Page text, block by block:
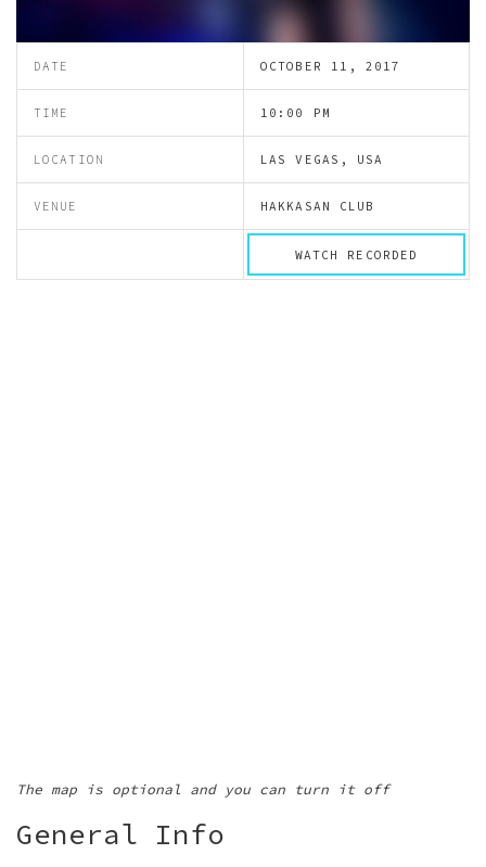
DATE OCTOBER 11, 2017
TIME 10:00 PM
LOCATION LAS VEGAS, USA
VENUE HAKKASAN CLUB
WATCH RECORDED
The map is optional and you can turn it off
General Info